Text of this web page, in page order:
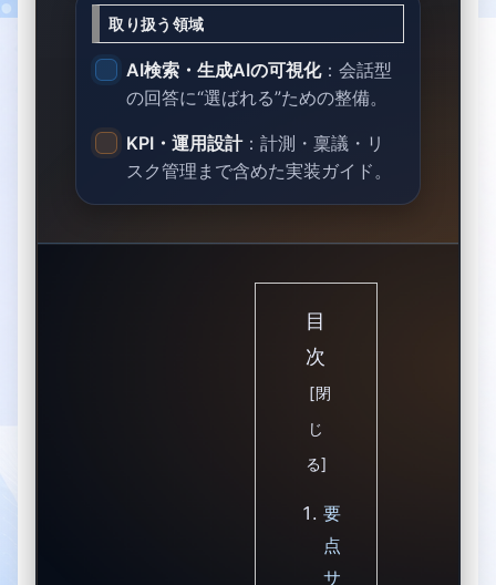
取り扱う領域
AI検索・生成AIの可視化：会話型
の回答に“選ばれる”ための整備。
KPI・運用設計：計測・稟議・リ
スク管理まで含めた実装ガイド。
目
次
要
点
サ